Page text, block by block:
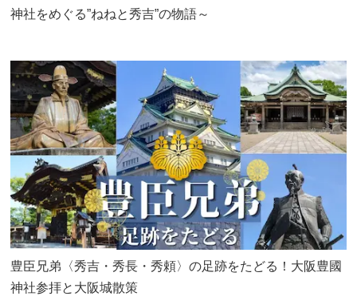
神社をめぐる”ねねと秀吉”の物語～
豊臣兄弟〈秀吉・秀長・秀頼〉の足跡をたどる！大阪豊國
神社参拝と大阪城散策